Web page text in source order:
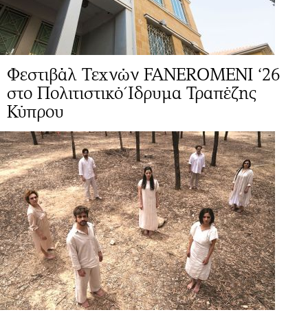
Φεστιβάλ Τεχνών FANEROMENI ‘26
στο Πολιτιστικό Ίδρυμα Τραπέζης
Κύπρου